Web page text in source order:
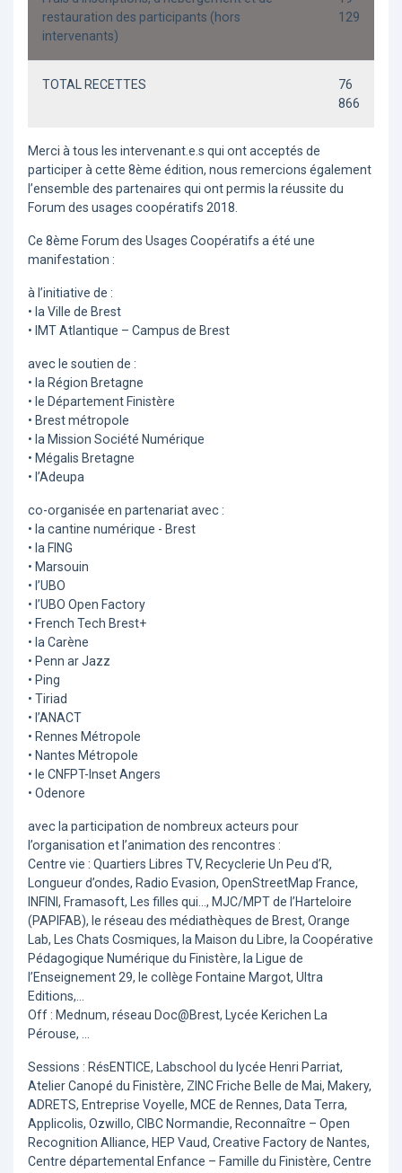
restauration des participants (hors
intervenants)
129
TOTAL RECETTES
76
866
Merci à tous les intervenant.e.s qui ont acceptés de
participer à cette 8ème édition, nous remercions également
l’ensemble des partenaires qui ont permis la réussite du
Forum des usages coopératifs 2018.
Ce 8ème Forum des Usages Coopératifs a été une
manifestation :
à l’initiative de :
• la Ville de Brest
• IMT Atlantique – Campus de Brest
avec le soutien de :
• la Région Bretagne
• le Département Finistère
• Brest métropole
• la Mission Société Numérique
• Mégalis Bretagne
• l’Adeupa
co-organisée en partenariat avec :
• la cantine numérique - Brest
• la FING
• Marsouin
• l’UBO
• l’UBO Open Factory
• French Tech Brest+
• la Carène
• Penn ar Jazz
• Ping
• Tiriad
• l’ANACT
• Rennes Métropole
• Nantes Métropole
• le CNFPT-Inset Angers
• Odenore
avec la participation de nombreux acteurs pour
l’organisation et l’animation des rencontres :
Centre vie : Quartiers Libres TV, Recyclerie Un Peu d’R,
Longueur d’ondes, Radio Evasion, OpenStreetMap France,
INFINI, Framasoft, Les filles qui..., MJC/MPT de l’Harteloire
(PAPIFAB), le réseau des médiathèques de Brest, Orange
Lab, Les Chats Cosmiques, la Maison du Libre, la Coopérative
Pédagogique Numérique du Finistère, la Ligue de
l’Enseignement 29, le collège Fontaine Margot, Ultra
Editions,...
Off : Mednum, réseau Doc@Brest, Lycée Kerichen La
Pérouse, ...
Sessions : RésENTICE, Labschool du lycée Henri Parriat,
Atelier Canopé du Finistère, ZINC Friche Belle de Mai, Makery,
ADRETS, Entreprise Voyelle, MCE de Rennes, Data Terra,
Applicolis, Ozwillo, CIBC Normandie, Reconnaître – Open
Recognition Alliance, HEP Vaud, Creative Factory de Nantes,
Centre départemental Enfance – Famille du Finistère, Centre